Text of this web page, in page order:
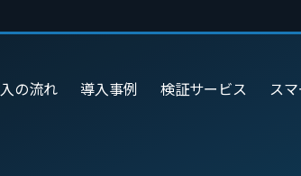
の流れ 導入事例 検証サービス ス